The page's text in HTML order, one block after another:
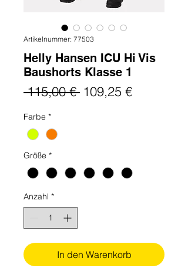
Artikelnummer: 77503
Helly Hansen ICU Hi Vis
Baushorts Klasse 1
115,00 € Standardpreis
109,25 €Sale-
Farbe *
Größe *
Anzahl *
In den Warenkorb